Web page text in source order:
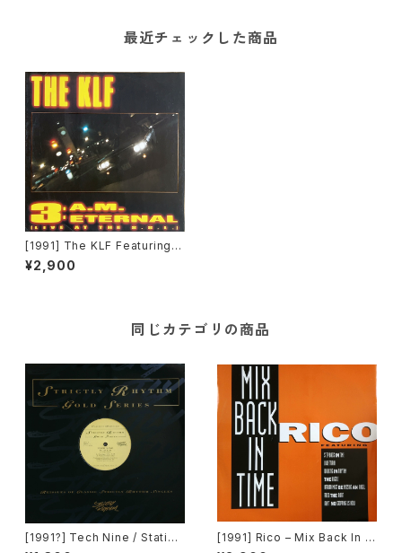
最近チェックした商品
[1991] The KLF Featuring T
he Children Of The Revolu
tion – 3 A.M. Eternal (Live
¥2,900
同じカテゴリの商品
[1991?] Tech Nine / Static –
Slam Jam / Dream It [Strict
[1991] Rico – Mix Back In T
ime / What! [SMP]